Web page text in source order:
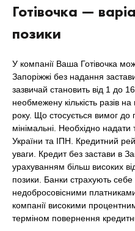
Готівочка —
позики
У компанії Ваша Готівочка
Запоріжжі без надання
зазвичай становить від 1 до
необмежену кількість разів
року. Що стосується вимог до
мінімальні. Необхідно
України та ІПН. Кредитний
уваги. Кредит без застави в
урахуванням більш високих
позики. Банки страхують
недобросовісними
компанії високими
терміном повернення